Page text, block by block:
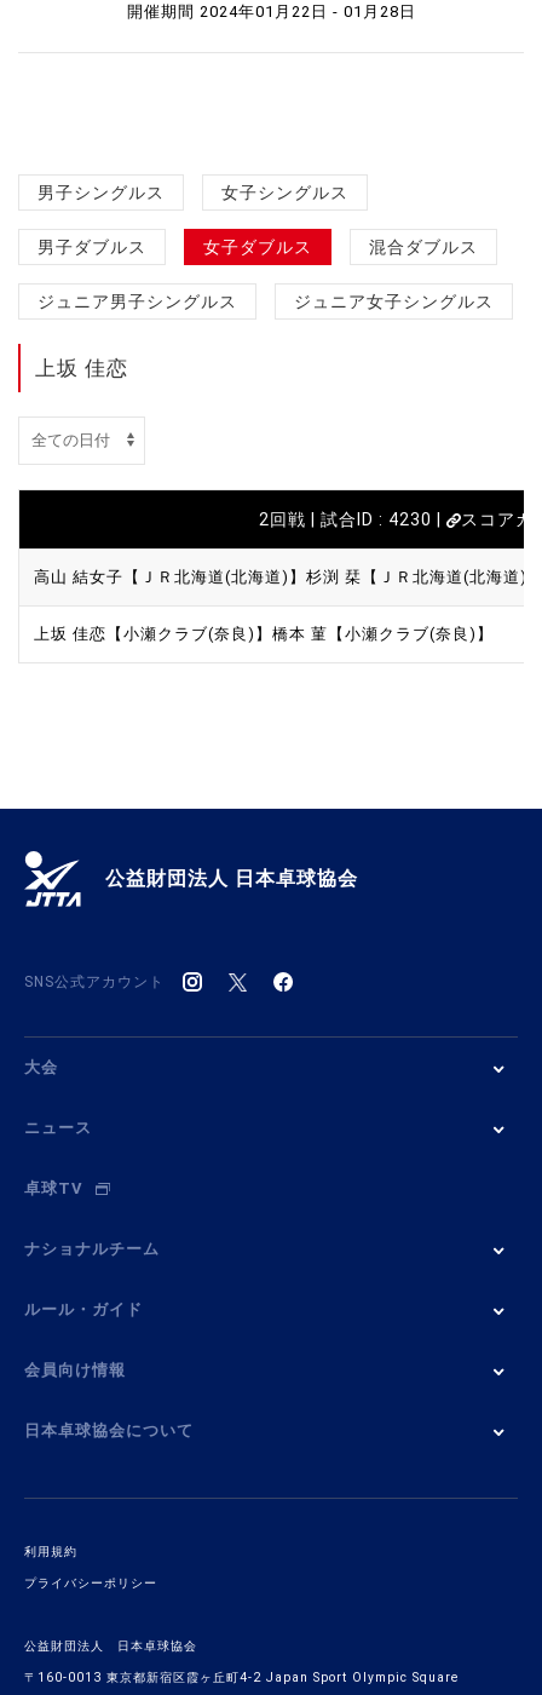
開催期間 2024年01月22日 - 01月28日
男子シングルス 女子シングルス
男子ダブルス 女子ダブルス 混合ダブルス
ジュニア男子シングルス ジュニア女子シングルス
上坂 佳恋
2回戦 | 試合ID : 4230 | スコアカ
高山 結女子【ＪＲ北海道(北海道)】 杉渕 栞【ＪＲ北海道(北海道)
上坂 佳恋【小瀬クラブ(奈良)】 橋本 菫【小瀬クラブ(奈良)】
公益財団法人 日本卓球協会
SNS公式アカウント
大会
ニュース
卓球TV
ナショナルチーム
ルール・ガイド
会員向け情報
日本卓球協会について
利用規約
プライバシーポリシー
公益財団法人 日本卓球協会
〒160-0013 東京都新宿区霞ヶ丘町4-2 Japan Sport Olympic Square